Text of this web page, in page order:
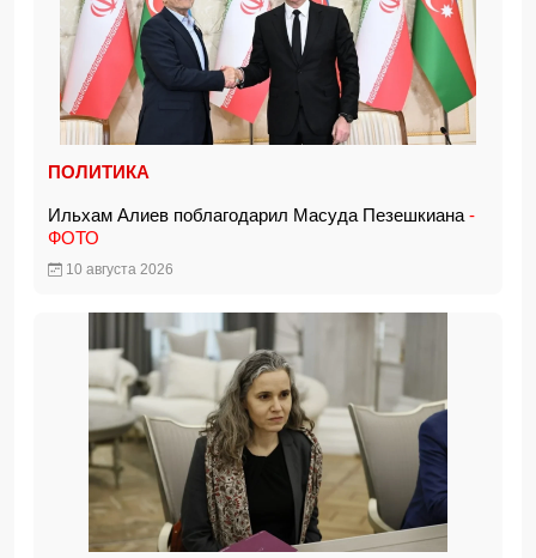
ПОЛИТИКА
Ильхам Алиев поблагодарил Масуда Пезешкиана -
ФОТО
10 августа 2026